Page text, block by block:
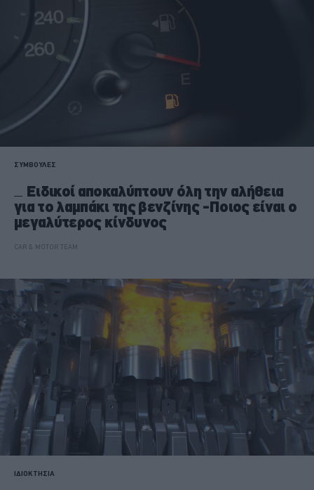
ΣΥΜΒΟΥΛΕΣ
Ειδικοί αποκαλύπτουν όλη την αλήθεια
για το λαμπάκι της βενζίνης -Ποιος είναι ο
μεγαλύτερος κίνδυνος
CAR & MOTOR TEAM
ΙΔΙΟΚΤΗΣΙΑ